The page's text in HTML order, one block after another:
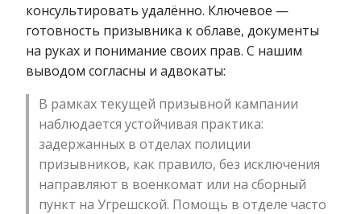
консультировать удалённо. Ключевое —
готовность призывника к облаве, документы
на руках и понимание своих прав. С нашим
выводом согласны и адвокаты:
В рамках текущей призывной кампании
наблюдается устойчивая практика:
задержанных в отделах полиции
призывников, как правило, без исключения
направляют в военкомат или на сборный
пункт на Угрешской. Помощь в отделе часто